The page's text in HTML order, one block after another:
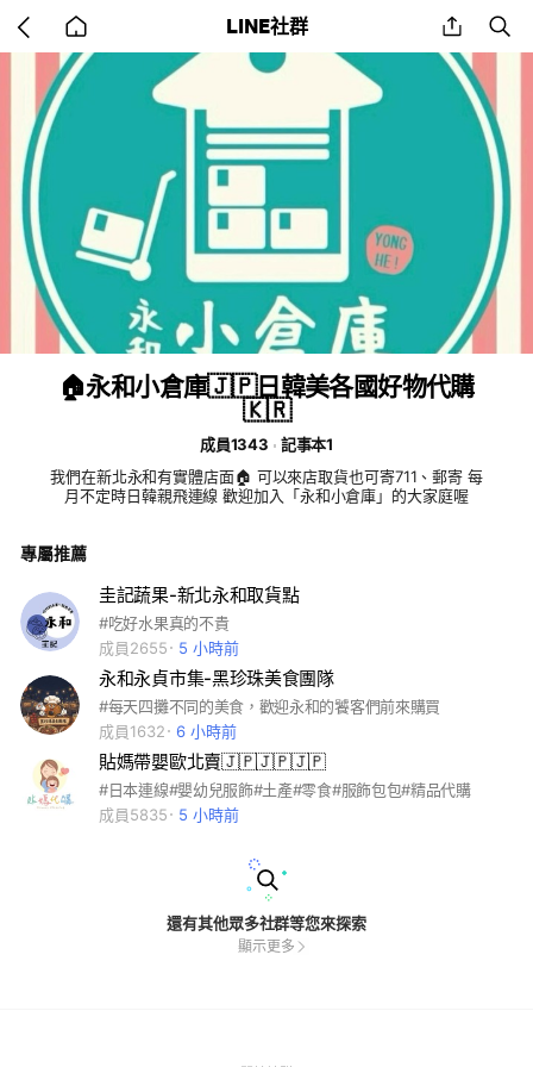
back
to
LINE社群 share
🏠永和小倉庫🇯🇵日韓美各國好物代購
🇰🇷
成員1343
記事本1
我們在新北永和有實體店面🏠 可以來店取貨也可寄711、郵寄 每
月不定時日韓親飛連線 歡迎加入「永和小倉庫」的大家庭喔
專屬推薦
圭記蔬果-新北永和取貨點
#吃好水果真的不貴
成員2655
5 小時前
永和永貞市集-黑珍珠美食團隊
#每天四攤不同的美食，歡迎永和的饕客們前來購買
成員1632
6 小時前
貼媽帶嬰歐北賣🇯🇵🇯🇵🇯🇵
#日本連線#嬰幼兒服飾#土產#零食#服飾包包#精品代購
成員5835
5 小時前
還有其他眾多社群等您來探索
顯示更多